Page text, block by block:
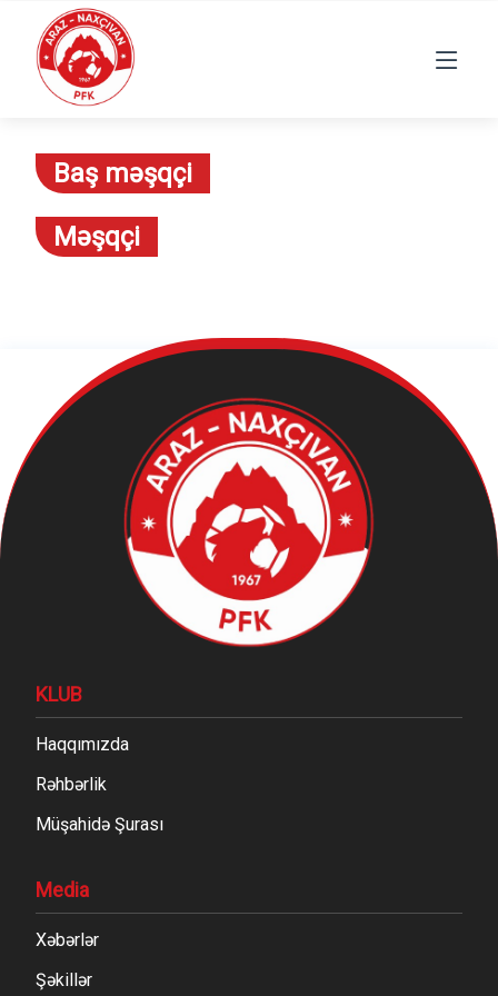
Baş məşqçi
Məşqçi
KLUB
Haqqımızda
Rəhbərlik
Müşahidə Şurası
Media
Xəbərlər
Şəkillər